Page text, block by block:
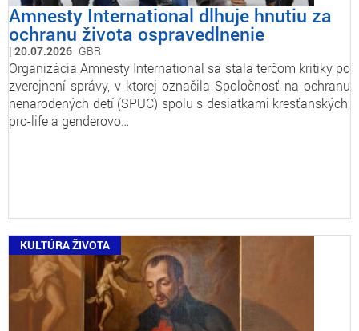
Amnesty International dlhuje hnutiu za
ochranu života ospravedlnenie
20.07.2026 GBR
Organizácia Amnesty International sa stala terčom kritiky po
zverejnení správy, v ktorej označila Spoločnosť na ochranu
nenarodených detí (SPUC) spolu s desiatkami kresťanských,
pro-life a genderovo…
KULTÚRA ŽIVOTA